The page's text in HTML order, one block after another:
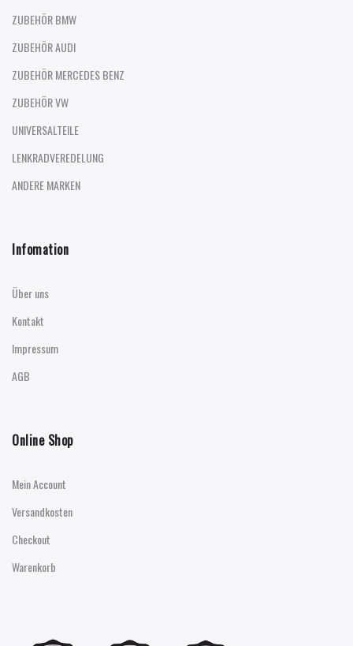
ZUBEHÖR BMW
ZUBEHÖR AUDI
ZUBEHÖR MERCEDES BENZ
ZUBEHÖR VW
UNIVERSALTEILE
LENKRADVEREDELUNG
ANDERE MARKEN
Infomation
Über uns
Kontakt
Impressum
AGB
Online Shop
Mein Account
Versandkosten
Checkout
Warenkorb